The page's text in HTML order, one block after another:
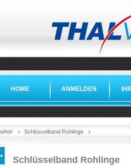
HOME ANMELDEN
Schlüsselband Rohlinge
Schlüsselband Rohlinge